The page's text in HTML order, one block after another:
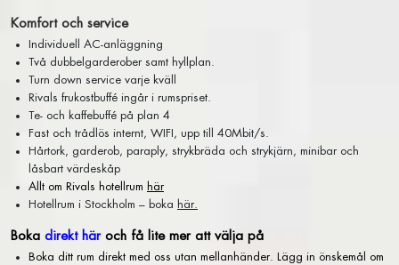
FÖRELÄSNINGAR OCH KVÄLLSEVENT
INTRESSEANMÄLAN
OM RIVAL
TILLGÄNGLIGHET
OM HOTEL RIVAL
ÖPPETTIDER
PRESENTKORT
Komfort och service
Individuell AC-anläggning
Två dubbelgarderober samt hyllplan.
Turn down service varje kväll
Rivals frukostbuffé ingår i rumspriset.
Te- och kaffebuffé på plan 4
Fast och trådlös internt, WIFI, upp till 40Mbit/s.
Hårtork, garderob, paraply, strykbräda och strykjärn, minibar och
låsbart värdeskåp
Allt om Rivals hotellrum här
Hotellrum i Stockholm – boka här.
Boka direkt häroch få lite mer att välja på
Boka ditt rum direkt med oss utan mellanhänder. Lägg in önskemål om